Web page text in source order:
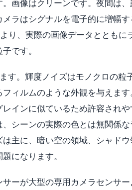
画像はクリーンです。夜間は
ラはシグナルを電子的に増幅
り、実際の画像データとともに
です。
す。輝度ノイズはモノクロの粒
ィルムのような外観を与えま
インに似ているため許容され
シーンの実際の色とは無関係
主に、暗い空の領域、シャド
になります。
ーが大型の専用カメラセンサ